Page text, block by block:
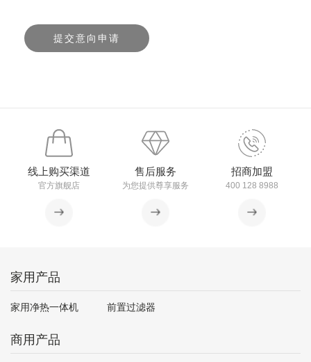
提交意向申请
线上购买渠道
官方旗舰店
售后服务
为您提供尊享服务
招商加盟
400 128 8988
家用产品
家用净热一体机 前置过滤器
商用产品